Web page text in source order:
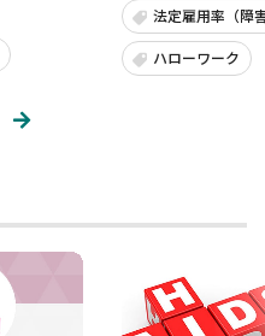
法定雇用率（障
ハローワーク